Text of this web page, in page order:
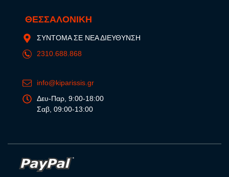
ΘΕΣΣΑΛΟΝΙΚΗ
ΣΥΝΤΟΜΑ ΣΕ ΝΕΑ ΔΙΕΥΘΥΝΣΗ
2310.688.868
info@kiparissis.gr
Δευ-Παρ, 9:00-18:00
Σαβ, 09:00-13:00